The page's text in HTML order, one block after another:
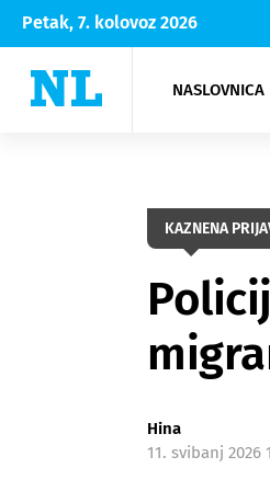
Petak, 7. kolovoz 2026
NASLOVNICA
KAZNENA
Hina
11. svibanj 2026